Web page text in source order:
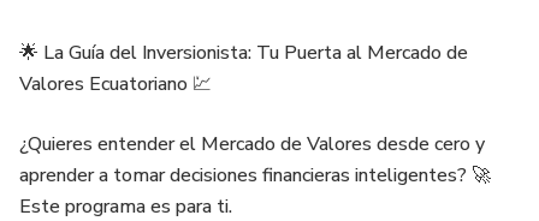
🌟 La Guía del Inversionista: Tu Puerta al Mercado de
Valores Ecuatoriano 💹
¿Quieres entender el Mercado de Valores desde cero y
aprender a tomar decisiones financieras inteligentes? 🚀
Este programa es para ti.